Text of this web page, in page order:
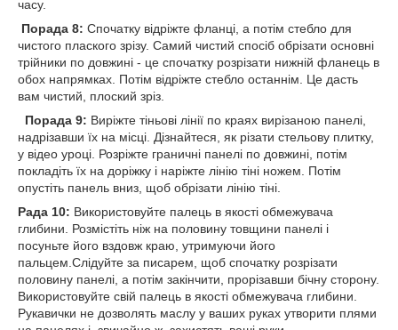
часу.
Порада 8: Спочатку відріжте фланці, а потім стебло для
чистого плаского зрізу. Самий чистий спосіб обрізати основні
трійники по довжині - це спочатку розрізати нижній фланець в
обох напрямках. Потім відріжте стебло останнім. Це дасть
вам чистий, плоский зріз.
Порада 9: Виріжте тіньові лінії по краях вирізаною панелі,
надрізавши їх на місці. Дізнайтеся, як різати стельову плитку,
у відео уроці. Розріжте граничні панелі по довжині, потім
покладіть їх на доріжку і наріжте лінію тіні ножем. Потім
опустіть панель вниз, щоб обрізати лінію тіні.
Рада 10: Використовуйте палець в якості обмежувача
глибини. Розмістіть ніж на половину товщини панелі і
посуньте його вздовж краю, утримуючи його
пальцем.Слідуйте за писарем, щоб спочатку розрізати
половину панелі, а потім закінчити, прорізавши бічну сторону.
Використовуйте свій палець в якості обмежувача глибини.
Рукавички не дозволять маслу у ваших руках утворити плями